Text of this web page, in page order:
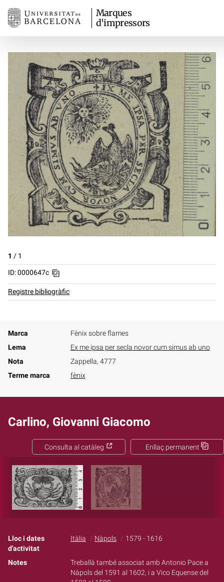
Marques
d'impressors
1 / 1
ID: 0000647c
Registre bibliogràfic
Marca
Fènix sobre flames
Lema
Ex me ipsa per secla novor cum simus ab uno
Nota
Zappella, 4777
Terme marca
fènix
Carlino, Giovanni Giacomo
Enllaç permanent
Consulta al catàleg
Lloc i dates
d'activitat
Itàlia Nàpols 1579 - 1616
Notes
Treballà també associat amb Antonio Pace a
Nàpols del 1591 al 1602, i a Vico Equense del